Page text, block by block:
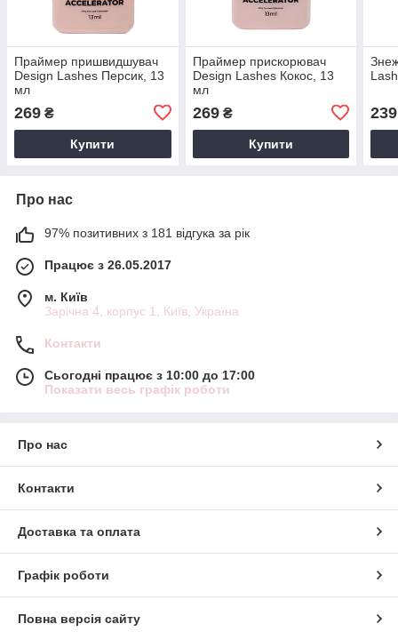
Праймер пришвидшувач
Design Lashes Персик, 13
мл
269 ₴
Купити
Праймер прискорювач
Design Lashes Кокос, 13
мл
269₴
Купити
239
Про нас
97% позитивних з 181 відгука за рік
Працює з 26.05.2017
м. Київ
Зарічна 4, корпус 1, Київ, Україна
Контакти
Сьогодні працює з 10:00 до 17:00
Показати весь графік роботи
Про нас
Контакти
Доставка та оплата
Графік роботи
Повна версія сайту